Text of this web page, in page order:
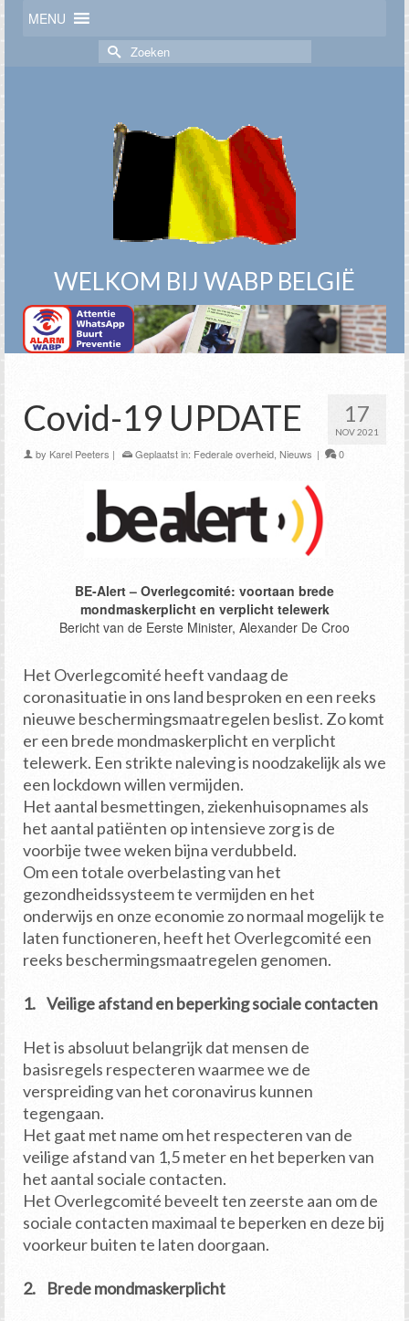
MENU
Zoek
naar:
WELKOM BIJ WABP BELGIË
17
NOV 2021
Covid-19 UPDATE
by Karel Peeters | Geplaatst in: Federale overheid, Nieuws | 0
BE-Alert – Overlegcomité: voortaan brede
mondmaskerplicht en verplicht telewerk
Bericht van de Eerste Minister, Alexander De Croo
Het Overlegcomité heeft vandaag de
coronasituatie in ons land besproken en een reeks
nieuwe beschermingsmaatregelen beslist. Zo komt
er een brede mondmaskerplicht en verplicht
telewerk. Een strikte naleving is noodzakelijk als we
een lockdown willen vermijden.
Het aantal besmettingen, ziekenhuisopnames als
het aantal patiënten op intensieve zorg is de
voorbije twee weken bijna verdubbeld.
Om een totale overbelasting van het
gezondheidssysteem te vermijden en het
onderwijs en onze economie zo normaal mogelijk te
laten functioneren, heeft het Overlegcomité een
reeks beschermingsmaatregelen genomen.
1. Veilige afstand en beperking sociale contacten
Het is absoluut belangrijk dat mensen de
basisregels respecteren waarmee we de
verspreiding van het coronavirus kunnen
tegengaan.
Het gaat met name om het respecteren van de
veilige afstand van 1,5 meter en het beperken van
het aantal sociale contacten.
Het Overlegcomité beveelt ten zeerste aan om de
sociale contacten maximaal te beperken en deze bij
voorkeur buiten te laten doorgaan.
2. Brede mondmaskerplicht